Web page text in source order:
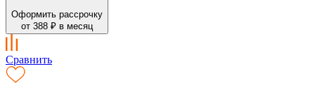
Оформить рассрочку
от 388 ₽ в месяц
Сравнить